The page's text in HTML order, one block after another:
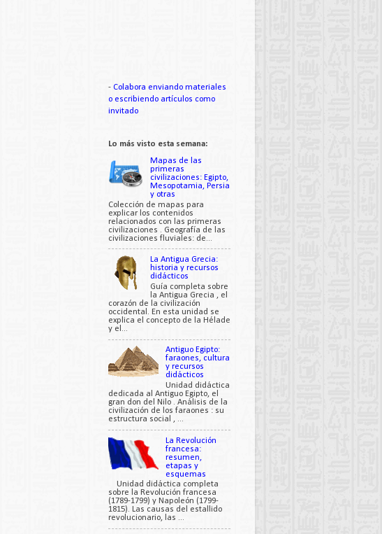
- Colabora enviando materiales
o escribiendo artículos como
invitado
Lo más visto esta semana:
Mapas de las
primeras
civilizaciones: Egipto,
Mesopotamia, Persia
y otras
Colección de mapas para
explicar los contenidos
relacionados con las primeras
civilizaciones . Geografía de las
civilizaciones fluviales: de...
La Antigua Grecia:
historia y recursos
didácticos
Guía completa sobre
la Antigua Grecia , el
corazón de la civilización
occidental. En esta unidad se
explica el concepto de la Hélade
y el...
Antiguo Egipto:
faraones, cultura
y recursos
didácticos
Unidad didáctica
dedicada al Antiguo Egipto, el
gran don del Nilo . Análisis de la
civilización de los faraones : su
estructura social , ...
La Revolución
francesa:
resumen,
etapas y
esquemas
Unidad didáctica completa
sobre la Revolución francesa
(1789-1799) y Napoleón (1799-
1815). Las causas del estallido
revolucionario, las ...